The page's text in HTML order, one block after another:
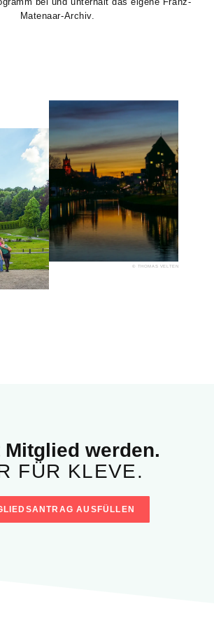
© THOMAS VELTEN
Matenaar-Archiv.
Mitglied werden.
FÜR KLEVE.
AUSFÜLLEN